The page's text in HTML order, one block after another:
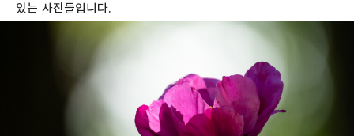
있는 사진들입니다.